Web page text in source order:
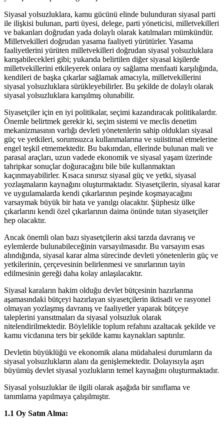
Siyasal yolsuzluklara, kamu gücünü elinde bulunduran siyasal parti
ile ilişkisi bulunan, parti üyesi, delege, parti yöneticisi, milletvekilleri
ve bakanları doğrudan yada dolaylı olarak katılmaları mümkündür.
Milletvekilleri doğrudan yasama faaliyeti yürütürler. Yasama
faaliyetlerini yürüten milletvekilleri doğrudan siyasal yolsuzluklara
karışabilecekleri gibi; yukarıda belirtilen diğer siyasal kişilerde
milletvekillerini etkileyerek onlara oy sağlama menfaati karşılığında,
kendileri de başka çıkarlar sağlamak amacıyla, milletvekillerini
siyasal yolsuzluklara sürükleyebilirler. Bu şekilde de dolaylı olarak
siyasal yolsuzluklara karışılmış olunabilir.
Siyasetçiler için en iyi politikalar, seçimi kazandıracak politikalardır.
Önemle belirtmek gerekir ki, seçim sistemi ve meclis denetim
mekanizmasının varlığı devleti yönetenlerin sahip oldukları siyasal
güç ve yetkileri, sorumsuzca kullanmalarına ve suiistimal etmelerine
engel teşkil etmemektedir. Bu bakımdan, ellerinde bulunan mali ve
parasal araçları, uzun vadede ekonomik ve siyasal yaşam üzerinde
tahripkar sonuçlar doğuracağını bile bile kullanmaktan
kaçınmayabilirler. Kısaca sınırsız siyasal güç ve yetki, siyasal
yozlaşmaların kaynağını oluşturmaktadır. Siyasetçilerin, siyasal karar
ve uygulamalarda kendi çıkarlarının peşinde koşmayacağını
varsaymak büyük bir hata ve yanılgı olacaktır. Şüphesiz ülke
çıkarlarını kendi özel çıkarlarının daima önünde tutan siyasetçiler
hep olacaktır.
Ancak önemli olan bazı siyasetçilerin aksi tarzda davranış ve
eylemlerde bulunabileceğinin varsayılmasıdır. Bu varsayım esas
alındığında, siyasal karar alma sürecinde devleti yönetenlerin güç ve
yetkilerinin, çerçevesinin belirlenmesi ve sınırlarının tayin
edilmesinin gereği daha kolay anlaşılacaktır.
Siyasal karaların hakim olduğu devlet bütçesinin hazırlanma
aşamasındaki bütçeyi hazırlayan siyasetçilerin iktisadi ve rasyonel
olmayan yozlaşmış davranış ve faaliyetler yaparak bütçeye
taleplerini yansıtmaları da siyasal yolsuzluk olarak
nitelendirilmektedir. Böylelikle toplum refahını azaltacak şekilde ve
kamu vicdanına ters bir şekilde kamu kaynakları saptırılır.
Devletin büyüklüğü ve ekonomik alana müdahalesi durumların da
siyasal yolsuzlukların alanı da genişlemektedir. Dolayısıyla aşırı
büyümüş devlet siyasal yozlukların temel kaynağını oluşturmaktadır.
Siyasal yolsuzluklar ile ilgili olarak aşağıda bir sınıflama ve
tanımlama yapılmaya çalışılmıştır.
1.1 Oy Satın Alma: